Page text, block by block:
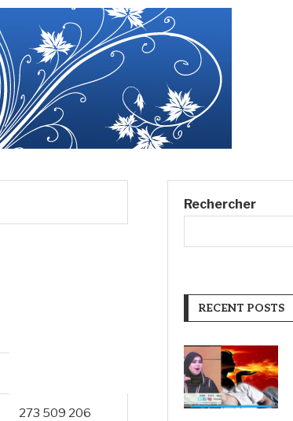
273 509 206
Rechercher
RECENT POSTS